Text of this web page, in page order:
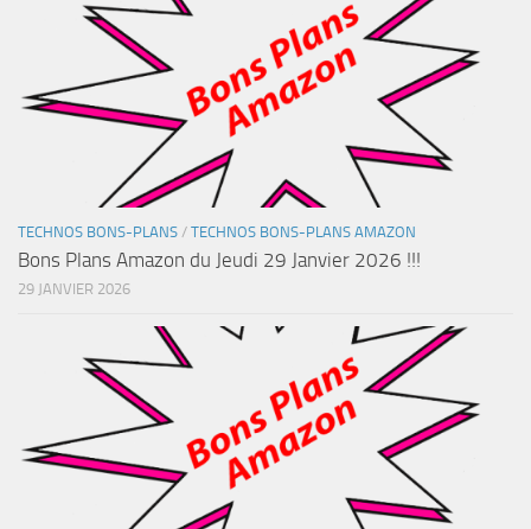
TECHNOS BONS-PLANS / TECHNOS BONS-PLANS AMAZON
Bons Plans Amazon du Jeudi 29 Janvier 2026 !!!
29 JANVIER 2026